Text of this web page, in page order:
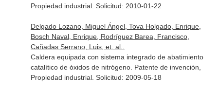
Propiedad industrial. Solicitud: 2010-01-22
Delgado Lozano, Miguel Ángel, Tova Holgado, Enrique,
Bosch Naval, Enrique, Rodríguez Barea, Francisco,
Cañadas Serrano, Luis, et. al.:
Caldera equipada con sistema integrado de abatimiento
catalítico de óxidos de nitrógeno. Patente de invención,
Propiedad industrial. Solicitud: 2009-05-18